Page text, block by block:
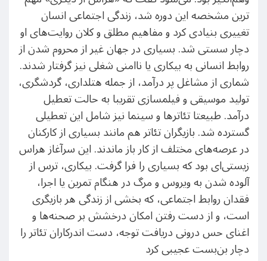
ترین مشخصه این دوره شد، زندگی‌ اجتماعی انسان
تغییری بنیادی کرد و مفاهیم مطلق و کلان روایت‌های او
دچار سستی شد. بسیاری در جهان غیر از محروم شدن از
روابط انسانی به بیکاری یا ناامنی شغلی نیز گرفتار شدند.
شماری از مشاغل پر درآمد، از جمله هتلداری، گردشگری،
تولید موسیقی و فیلمسازی تقریبا به حالت تعطیل
درآمد. طبیعتا تئاتر‌ها و سینما نیز شامل این تعطیلی
گسترده شد. بازیگران تئاتر هم مانند بسیاری از کارکنان
در عرصه‌های مختلف از کار باز ماندند. این سرآغاز هراس
زیستی‌ای بود که بسیاری را فرا گرفت. بیکاری، ترس از
آلوده شدن به ویروس و مرگ در هنگام تمرین یا اجرا،
فقدان روابط اجتماعی، که بخشی از زندگی هر بازیگری
است، و از دست رفتن امکان درخشش بر صحنه‌ها و
اغنای حس درونی دریافت توجه، دست اندرکاران تئاتر را
دچار بن‌بست عجیبی کرد